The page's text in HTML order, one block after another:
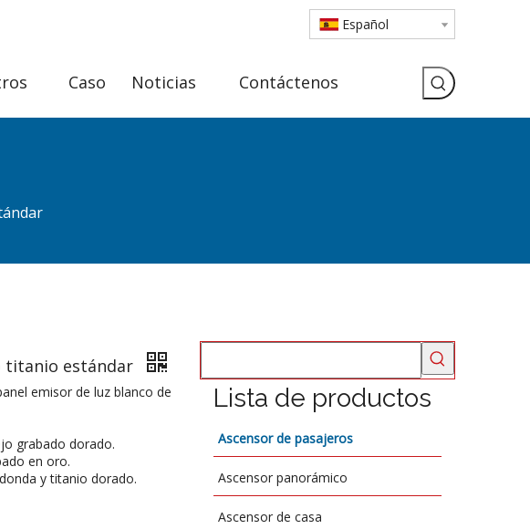
Español
Caso Noticias Contáctenos
titanio estándar
emisor de luz blanco de
grabado dorado.
en oro.
y titanio dorado.
Lista de productos
Ascensor de pasajeros
Ascensor panorámico
Ascensor de casa